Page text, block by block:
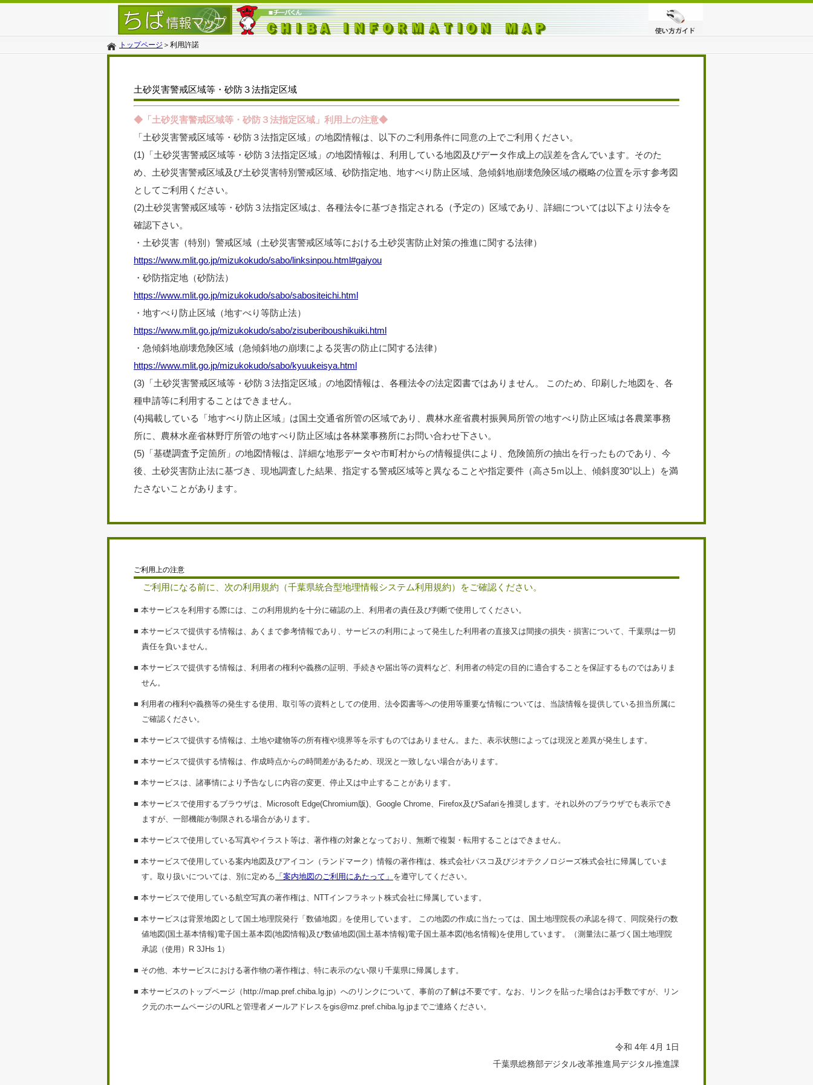
トップページ ＞ 利用許諾
土砂災害警戒区域等・砂防３法指定区域
◆「土砂災害警戒区域等・砂防３法指定区域」利用上の注意◆
「土砂災害警戒区域等・砂防３法指定区域」の地図情報は、以下のご利用条件に同意の上でご利用ください。
(1) 「土砂災害警戒区域等・砂防３法指定区域」の地図情報は、利用している地図及びデータ作成上の誤差を含んでいます。そのた
め、土砂災害警戒区域及び土砂災害特別警戒区域、砂防指定地、地すべり防止区域、急傾斜地崩壊危険区域の概略の位置を示す参考図
としてご利用ください。
(2)土砂災害警戒区域等・砂防３法指定区域は、各種法令に基づき指定される（予定の）区域であり、詳細については以下より法令を
確認下さい。
・土砂災害（特別）警戒区域（土砂災害警戒区域等における土砂災害防止対策の推進に関する法律）
https://www.mlit.go.jp/mizukokudo/sabo/linksinpou.html#gaiyou
・砂防指定地（砂防法）
https://www.mlit.go.jp/mizukokudo/sabo/sabositeichi.html
・地すべり防止区域（地すべり等防止法）
https://www.mlit.go.jp/mizukokudo/sabo/zisuberiboushikuiki.html
・急傾斜地崩壊危険区域（急傾斜地の崩壊による災害の防止に関する法律）
https://www.mlit.go.jp/mizukokudo/sabo/kyuukeisya.html
(3) 「土砂災害警戒区域等・砂防３法指定区域」の地図情報は、各種法令の法定図書ではありません。 このため、印刷した地図を、各
種申請等に利用することはできません。
(4)掲載している「地すべり防止区域」は国土交通省所管の区域であり、農林水産省農村振興局所管の地すべり防止区域は各農業事務
所に、農林水産省林野庁所管の地すべり防止区域は各林業事務所にお問い合わせ下さい。
(5) 「基礎調査予定箇所」の地図情報は、詳細な地形データや市町村からの情報提供により、危険箇所の抽出を行ったものであり、今
後、土砂災害防止法に基づき、現地調査した結果、指定する警戒区域等と異なることや指定要件（高さ5ｍ以上、傾斜度30°以上）を満
たさないことがあります。
ご利用上の注意
ご利用になる前に、次の利用規約（千葉県統合型地理情報システム利用規約）をご確認ください。
■ 本サービスを利用する際には、この利用規約を十分に確認の上、利用者の責任及び判断で使用してください。
■ 本サービスで提供する情報は、あくまで参考情報であり、サービスの利用によって発生した利用者の直接又は間接の損失・損害について、千葉県は一切
責任を負いません。
■ 本サービスで提供する情報は、利用者の権利や義務の証明、手続きや届出等の資料など、利用者の特定の目的に適合することを保証するものではありま
せん。
■ 利用者の権利や義務等の発生する使用、取引等の資料としての使用、法令図書等への使用等重要な情報については、当該情報を提供している担当所属に
ご確認ください。
■ 本サービスで提供する情報は、土地や建物等の所有権や境界等を示すものではありません。また、表示状態によっては現況と差異が発生します。
■ 本サービスで提供する情報は、作成時点からの時間差があるため、現況と一致しない場合があります。
■ 本サービスは、諸事情により予告なしに内容の変更、停止又は中止することがあります。
■ 本サービスで使用するブラウザは、Microsoft Edge(Chromium版)、Google Chrome、Firefox及びSafariを推奨します。それ以外のブラウザでも表示でき
ますが、一部機能が制限される場合があります。
■ 本サービスで使用している写真やイラスト等は、著作権の対象となっており、無断で複製・転用することはできません。
■ 本サービスで使用している案内地図及びアイコン（ランドマーク）情報の著作権は、株式会社パスコ及びジオテクノロジーズ株式会社に帰属していま
す。取り扱いについては、別に定める 「案内地図のご利用にあたって」 を遵守してください。
■ 本サービスで使用している航空写真の著作権は、NTTインフラネット株式会社に帰属しています。
■ 本サービスは背景地図として国土地理院発行「数値地図」を使用しています。 この地図の作成に当たっては、国土地理院長の承認を得て、同院発行の数
値地図(国土基本情報)電子国土基本図(地図情報)及び数値地図(国土基本情報)電子国土基本図(地名情報)を使用しています。（測量法に基づく国土地理院
承認（使用）R 3JHs 1）
■ その他、本サービスにおける著作物の著作権は、特に表示のない限り千葉県に帰属します。
■ 本サービスのトップページ（http://map.pref.chiba.lg.jp）へのリンクについて、事前の了解は不要です。なお、リンクを貼った場合はお手数ですが、リン
ク元のホームページのURLと管理者メールアドレスをgis@mz.pref.chiba.lg.jpまでご連絡ください。
令和 4年 4月 1日
千葉県総務部デジタル改革推進局デジタル推進課